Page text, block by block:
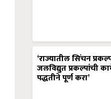
‘राज्यातील सिंचन
जलविद्युत प्रकल्पांची
पद्धतीने पूर्ण करा’